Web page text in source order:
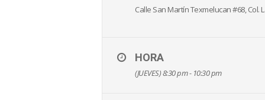
Calle San Martín Texmelucan #68, Col.
HORA
(JUEVES) 8:30 pm - 10:30 pm